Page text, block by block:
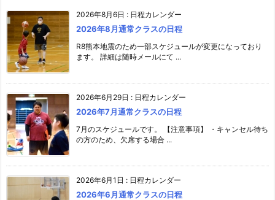
2026年8月6日 : 日程カレンダー
2026年8月通常クラスの日程
R8熊本地震のため一部スケジュールが変更になっており
ます。 詳細は随時メールにて ...
2026年6月29日 : 日程カレンダー
2026年7月通常クラスの日程
7月のスケジュールです。 【注意事項】 ・キャンセル待ち
の方のため、欠席する場合 ...
2026年6月1日 : 日程カレンダー
2026年6月通常クラスの日程